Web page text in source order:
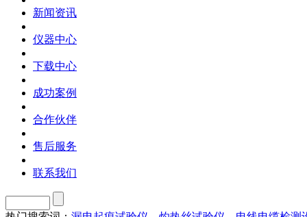
新闻资讯
仪器中心
下载中心
成功案例
合作伙伴
售后服务
联系我们